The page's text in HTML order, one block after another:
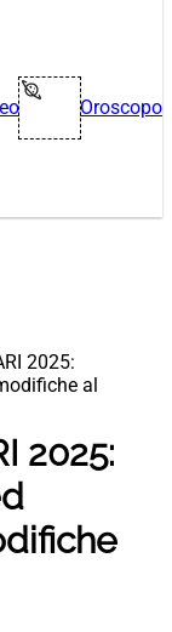
Oroscopo
2025:
al
2025: